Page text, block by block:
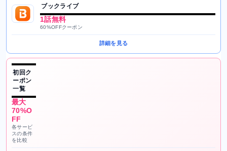
ブックライブ
1話無料
60%OFFクーポン
詳細を見る
初回ク
ーポン
一覧
最大
70%O
FF
各サービ
スの条件
を比較